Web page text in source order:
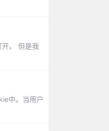
。 但是我
中。当用户